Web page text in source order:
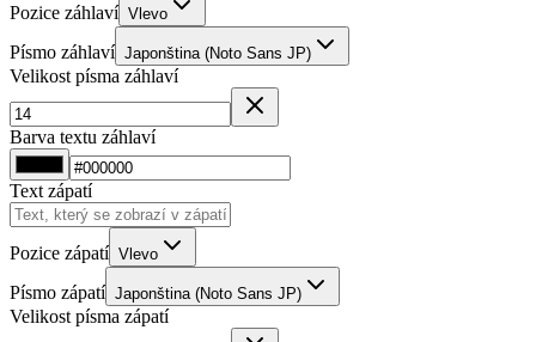
Pozice záhlaví Vlevo
Písmo záhlaví Japonština (Noto Sans JP)
Velikost písma záhlaví
Barva textu záhlaví
Text zápatí
Pozice zápatí Vlevo
Písmo zápatí Japonština (Noto Sans JP)
Velikost písma zápatí